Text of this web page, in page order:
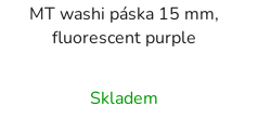
MT washi páska 15 mm,
fluorescent purple
Skladem